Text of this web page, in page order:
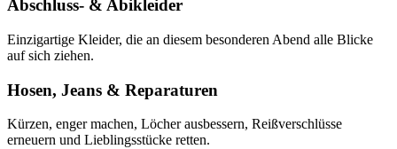
Abschluss- & Abikleider
Einzigartige Kleider, die an diesem besonderen Abend alle Blicke
auf sich ziehen.
Hosen, Jeans & Reparaturen
Kürzen, enger machen, Löcher ausbessern, Reißverschlüsse
erneuern und Lieblingsstücke retten.